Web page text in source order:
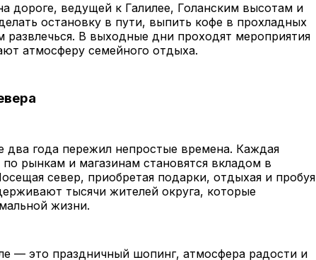
дороге, ведущей к Галилее, Голанским высотам и
остановку в пути, выпить кофе в прохладных
развлечься. В выходные дни проходят мероприятия
атмосферу семейного отдыха.
два года пережил непростые времена. Каждая
по рынкам и магазинам становятся вкладом в
север, приобретая подарки, отдыхая и пробуя
тысячи жителей округа, которые
жизни.
— это праздничный шопинг, атмосфера радости и